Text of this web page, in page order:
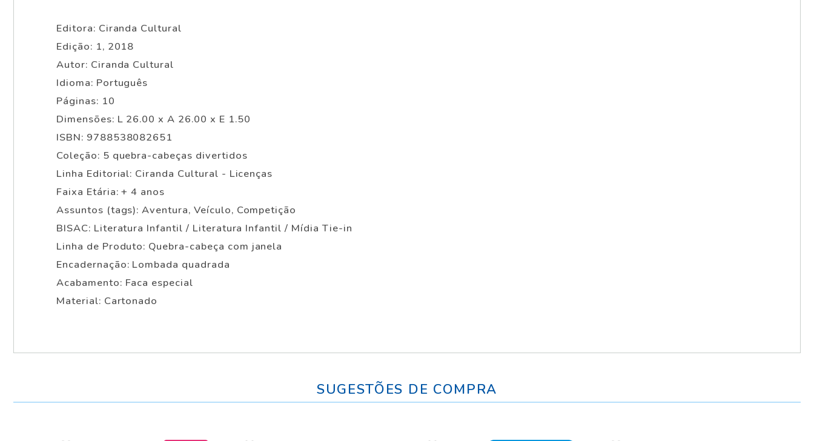
Editora: Ciranda Cultural
Edição: 1, 2018
Autor: Ciranda Cultural
Idioma: Português
Páginas: 10
Dimensões: L 26.00 x A 26.00 x E 1.50
ISBN: 9788538082651
Coleção: 5 quebra-cabeças divertidos
Linha Editorial: Ciranda Cultural - Licenças
Faixa Etária: + 4 anos
Assuntos (tags): Aventura, Veículo, Competição
BISAC: Literatura Infantil / Literatura Infantil / Mídia Tie-in
Linha de Produto: Quebra-cabeça com janela
Encadernação: Lombada quadrada
Acabamento: Faca especial
Material: Cartonado
SUGESTÕES DE COMPRA